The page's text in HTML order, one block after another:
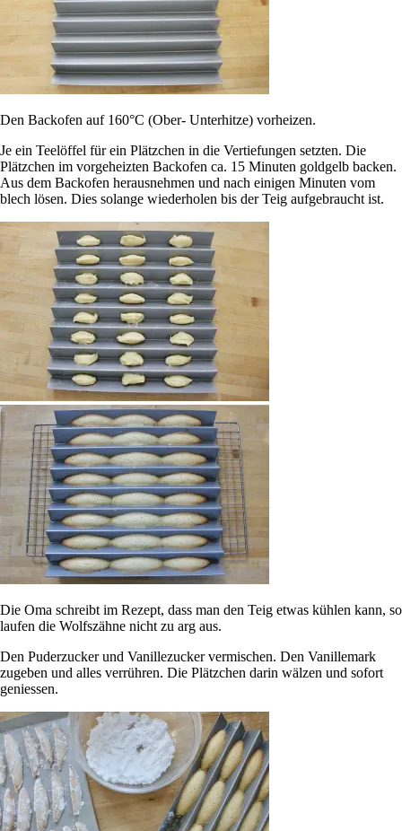
Den Backofen auf 160°C (Ober- Unterhitze) vorheizen.
Je ein Teelöffel für ein Plätzchen in die Vertiefungen setzten. Die
Plätzchen im vorgeheizten Backofen ca. 15 Minuten goldgelb backen.
Aus dem Backofen herausnehmen und nach einigen Minuten vom
blech lösen. Dies solange wiederholen bis der Teig aufgebraucht ist.
Die Oma schreibt im Rezept, dass man den Teig etwas kühlen kann, so
laufen die Wolfszähne nicht zu arg aus.
Den Puderzucker und Vanillezucker vermischen. Den Vanillemark
zugeben und alles verrühren. Die Plätzchen darin wälzen und sofort
geniessen.